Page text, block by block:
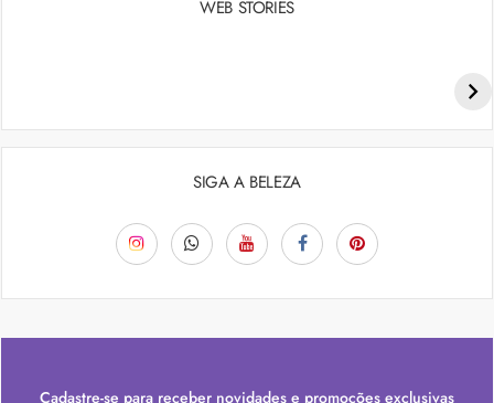
WEB STORIES
SIGA A BELEZA
Cadastre-se para receber novidades e promoções exclusivas